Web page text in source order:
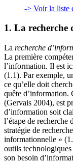
-> Voir la liste
1. La recherche
La recherche
La première
l’information. Il est
(1.1). Par exemple,
ce qu’elle doit
quête d’information.
(Gervais 2004), est
d’information soit
l’étape de recherche
stratégie de
informationnelle »
outils
son besoin